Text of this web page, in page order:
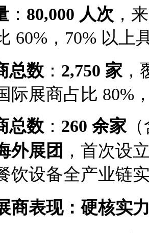
： 80,000 人次 ，
60%，70% 以上
总数 ： 2,750 家 ，
际展商占比 80%
总数 ： 260 余家
外展团 ，首次设
饮设备全产业链
商表现：硬核实